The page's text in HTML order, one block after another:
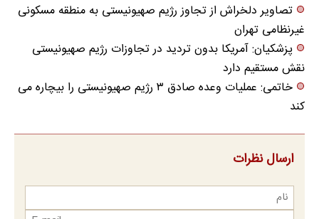
تصاویر دلخراش از تجاوز رژیم صهیونیستی به منطقه مسکونی
غیرنظامی تهران
پزشکیان: آمریکا بدون تردید در تجاوزات رژیم صهیونیستی
نقش مستقیم دارد
خاتمی: عملیات وعده صادق ۳ رژیم صهیونیستی را بیچاره می
کند
ارسال نظرات